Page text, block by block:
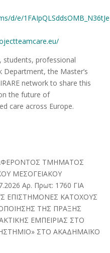
d/e/
students, professional
Department, the Master’s
network to share this
the future of
care across Europe.
ΤΜΗΜΑΤΟΣ
ΜΕΣΟΓΕΙΑΚΟΥ
Αρ. Πρωτ: 1760 ΓΙΑ
ΕΠΙΣΤΗΜΟΝΕΣ ΚΑΤΟΧΟΥΣ
ΤΗΣ ΠΡΑΞΗΣ
ΕΜΠΕΙΡΙΑΣ ΣΤΟ
ΣΤΟ ΑΚΑΔΗΜΑΪΚΟ